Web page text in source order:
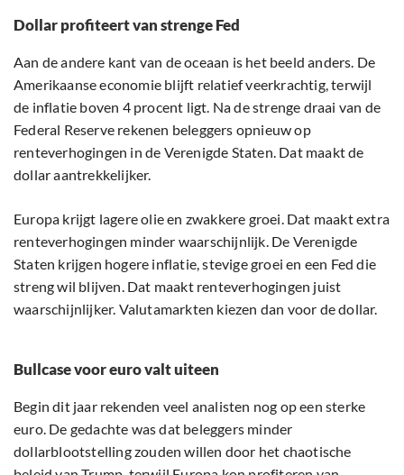
Dollar profiteert van strenge Fed
Aan de andere kant van de oceaan is het beeld anders. De
Amerikaanse economie blijft relatief veerkrachtig, terwijl
de inflatie boven 4 procent ligt. Na de strenge draai van de
Federal Reserve rekenen beleggers opnieuw op
renteverhogingen in de Verenigde Staten. Dat maakt de
dollar aantrekkelijker.
Europa krijgt lagere olie en zwakkere groei. Dat maakt extra
renteverhogingen minder waarschijnlijk. De Verenigde
Staten krijgen hogere inflatie, stevige groei en een Fed die
streng wil blijven. Dat maakt renteverhogingen juist
waarschijnlijker. Valutamarkten kiezen dan voor de dollar.
Bullcase voor euro valt uiteen
Begin dit jaar rekenden veel analisten nog op een sterke
euro. De gedachte was dat beleggers minder
dollarblootstelling zouden willen door het chaotische